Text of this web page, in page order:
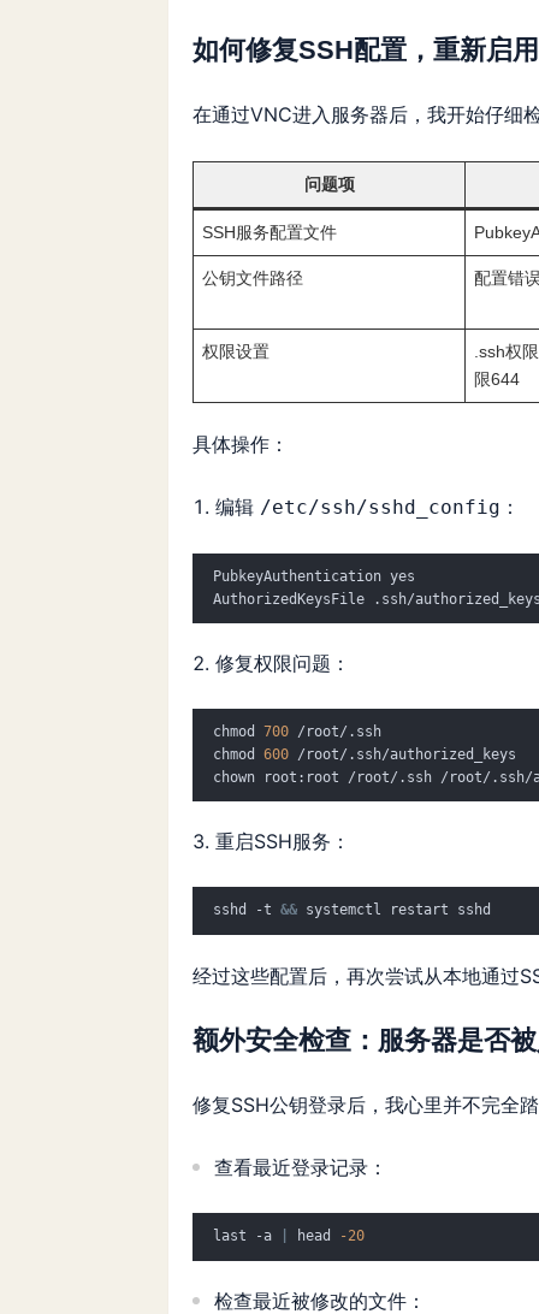
如何修复SSH配置，重新启
在通过VNC进入服务器后，我开始仔细
问题项
SSH服务配置文件
公钥文件路径 配置错
权限设置
.ssh权
限644
具体操作：
编辑 /etc/ssh/sshd_config ：
PubkeyAuthentication yes
AuthorizedKeysFile .ssh/
修复权限问题：
chmod 700 /root/.ssh
chmod 600 /root/.ssh/authorized_keys
chown root:root /root/.ssh /root/.ssh/
重启SSH服务：
sshd -t && systemctl restart sshd
经过这些配置后，再次尝试从本地通过
额外安全检查：服务器是否
修复SSH公钥登录后，我心里并不完全
查看最近登录记录：
last -a head -20
检查最近被修改的文件：